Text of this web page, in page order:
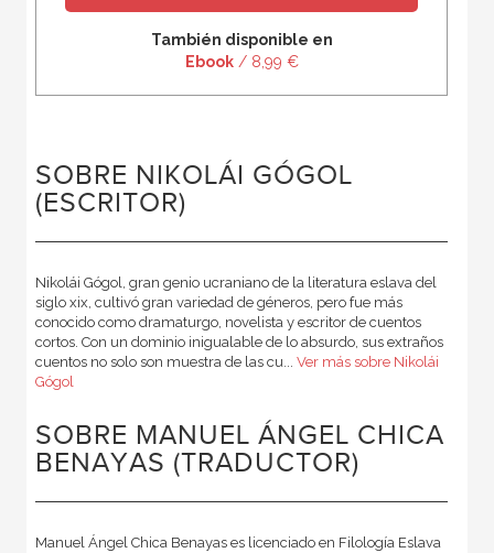
También disponible en
Ebook/ 8,99 €
SOBRE NIKOLÁI GÓGOL
(ESCRITOR)
Nikolái Gógol, gran genio ucraniano de la literatura eslava del
siglo xix, cultivó gran variedad de géneros, pero fue más
conocido como dramaturgo, novelista y escritor de cuentos
cortos. Con un dominio inigualable de lo absurdo, sus extraños
cuentos no solo son muestra de las cu... Ver más sobre Nikolái
Gógol
SOBRE MANUEL ÁNGEL CHICA
BENAYAS (TRADUCTOR)
Manuel Ángel Chica Benayas es licenciado en Filología Eslava